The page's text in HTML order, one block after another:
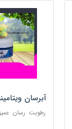
آبرسان
رطوبت رسان